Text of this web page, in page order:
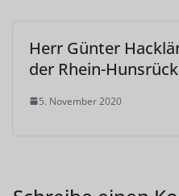
Herr Günter
der Rhein-
5. November 2020